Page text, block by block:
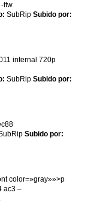
ftw
SubRip Subido por:
internal 720p
SubRip Subido por:
Subido por:
color=»gray»»>p
ac3 –